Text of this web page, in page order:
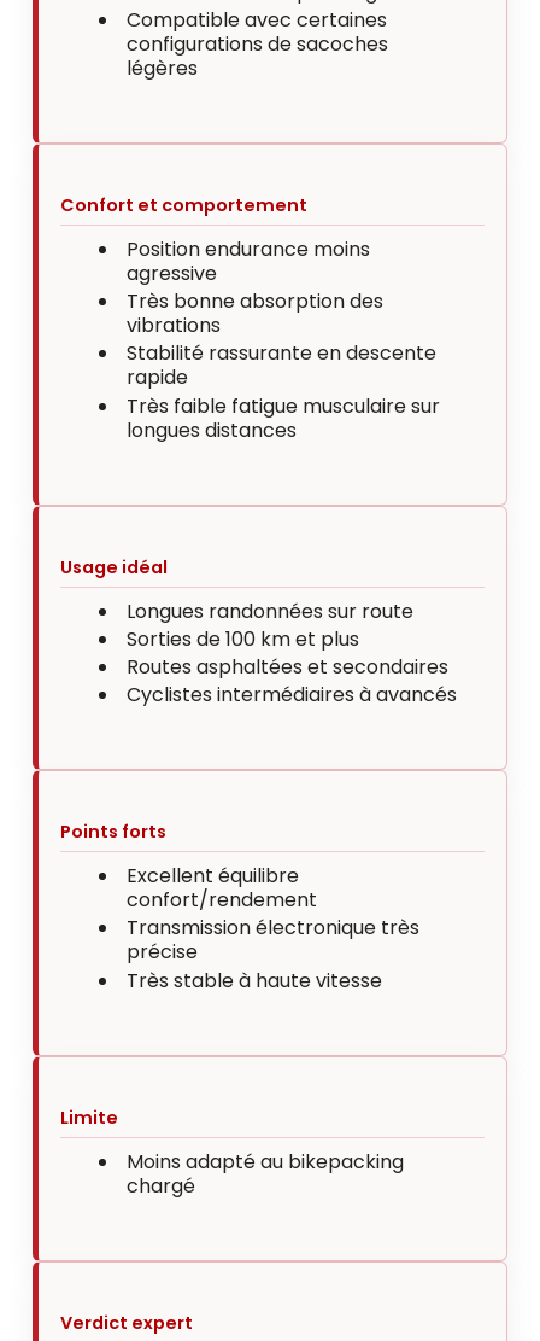
Compatible avec certaines
configurations de sacoches
légères
Confort et comportement
Position endurance moins
agressive
Très bonne absorption des
vibrations
Stabilité rassurante en descente
rapide
Très faible fatigue musculaire sur
longues distances
Usage idéal
Longues randonnées sur route
Sorties de 100 km et plus
Routes asphaltées et secondaires
Cyclistes intermédiaires à avancés
Points forts
Excellent équilibre
confort/rendement
Transmission électronique très
précise
Très stable à haute vitesse
Limite
Moins adapté au bikepacking
chargé
Verdict expert